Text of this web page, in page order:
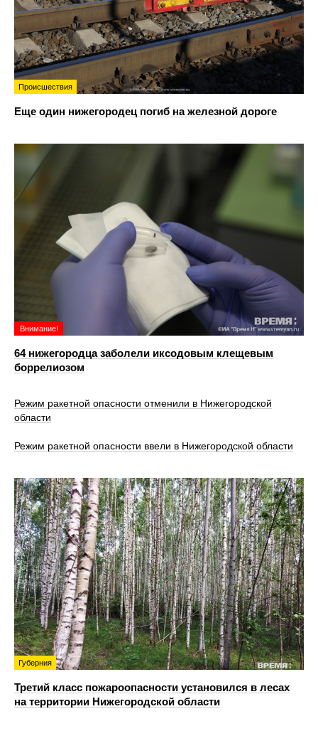
Происшествия
Еще один нижегородец погиб на железной дороге
Внимание!
64 нижегородца заболели иксодовым клещевым
боррелиозом
Режим ракетной опасности отменили в Нижегородской
области
Режим ракетной опасности ввели в Нижегородской области
Губерния
Третий класс пожароопасности установился в лесах
на территории Нижегородской области